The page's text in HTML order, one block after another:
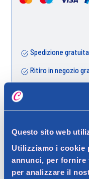
Questo sito web
Utilizziamo i cookie
annunci, per fornire
per analizzare il
Spedizione
Ritiro in negozio
Descrizione